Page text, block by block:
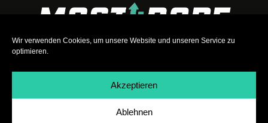
Wir verwenden Cookies, um unsere Website und unseren Service zu
optimieren.
Akzeptieren
Ablehnen
Datenschutz|Teilnahmebedingungen